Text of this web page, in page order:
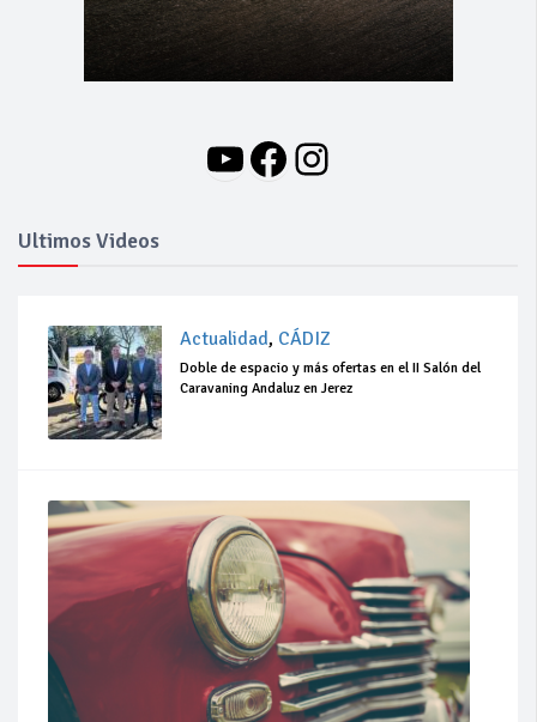
YouTube
Facebook
Instagram
Ultimos Videos
Actualidad, CÁDIZ
Doble de espacio y más ofertas en el II Salón del
Caravaning Andaluz en Jerez